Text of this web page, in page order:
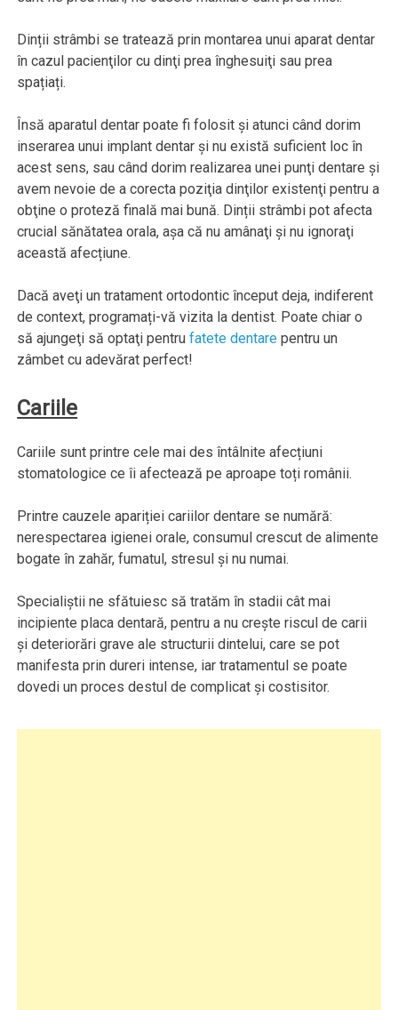
Dinții strâmbi se tratează prin montarea unui aparat dentar
în cazul pacienţilor cu dinţi prea înghesuiţi sau prea
spațiați.
Însă aparatul dentar poate fi folosit şi atunci când dorim
inserarea unui implant dentar şi nu există suficient loc în
acest sens, sau când dorim realizarea unei punţi dentare şi
avem nevoie de a corecta poziţia dinţilor existenţi pentru a
obţine o proteză finală mai bună. Dinții strâmbi pot afecta
crucial sănătatea orala, așa că nu amânaţi și nu ignoraţi
această afecțiune.
Dacă aveţi un tratament ortodontic început deja, indiferent
de context, programați-vă vizita la dentist. Poate chiar o
să ajungeţi să optaţi pentrufatete dentare pentru un
zâmbet cu adevărat perfect!
Cariile
Cariile sunt printre cele mai des întâlnite afecțiuni
stomatologice ce îi afectează pe aproape toți românii.
Printre cauzele apariției cariilor dentare se numără:
nerespectarea igienei orale, consumul crescut de alimente
bogate în zahăr, fumatul, stresul și nu numai.
Specialiștii ne sfătuiesc să tratăm în stadii cât mai
incipiente placa dentară, pentru a nu creşte riscul de carii
şi deteriorări grave ale structurii dintelui, care se pot
manifesta prin dureri intense, iar tratamentul se poate
dovedi un proces destul de complicat şi costisitor.